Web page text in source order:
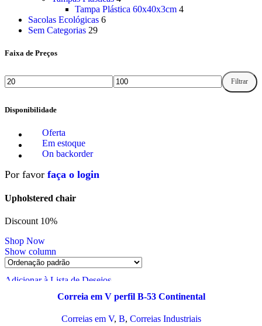
Tampa Plástica 60x40x3cm 4
Sacolas Ecológicas 6
Sem Categorias 29
Faixa de Preços
Filtrar
Disponibilidade
Oferta
Em estoque
On backorder
Por favor faça o login
Upholstered chair
Discount 10%
Shop Now
Show column
Adicionar à Lista de Desejos
Correia em V perfil B-53 Continental
Correias em V, B, Correias Industriais